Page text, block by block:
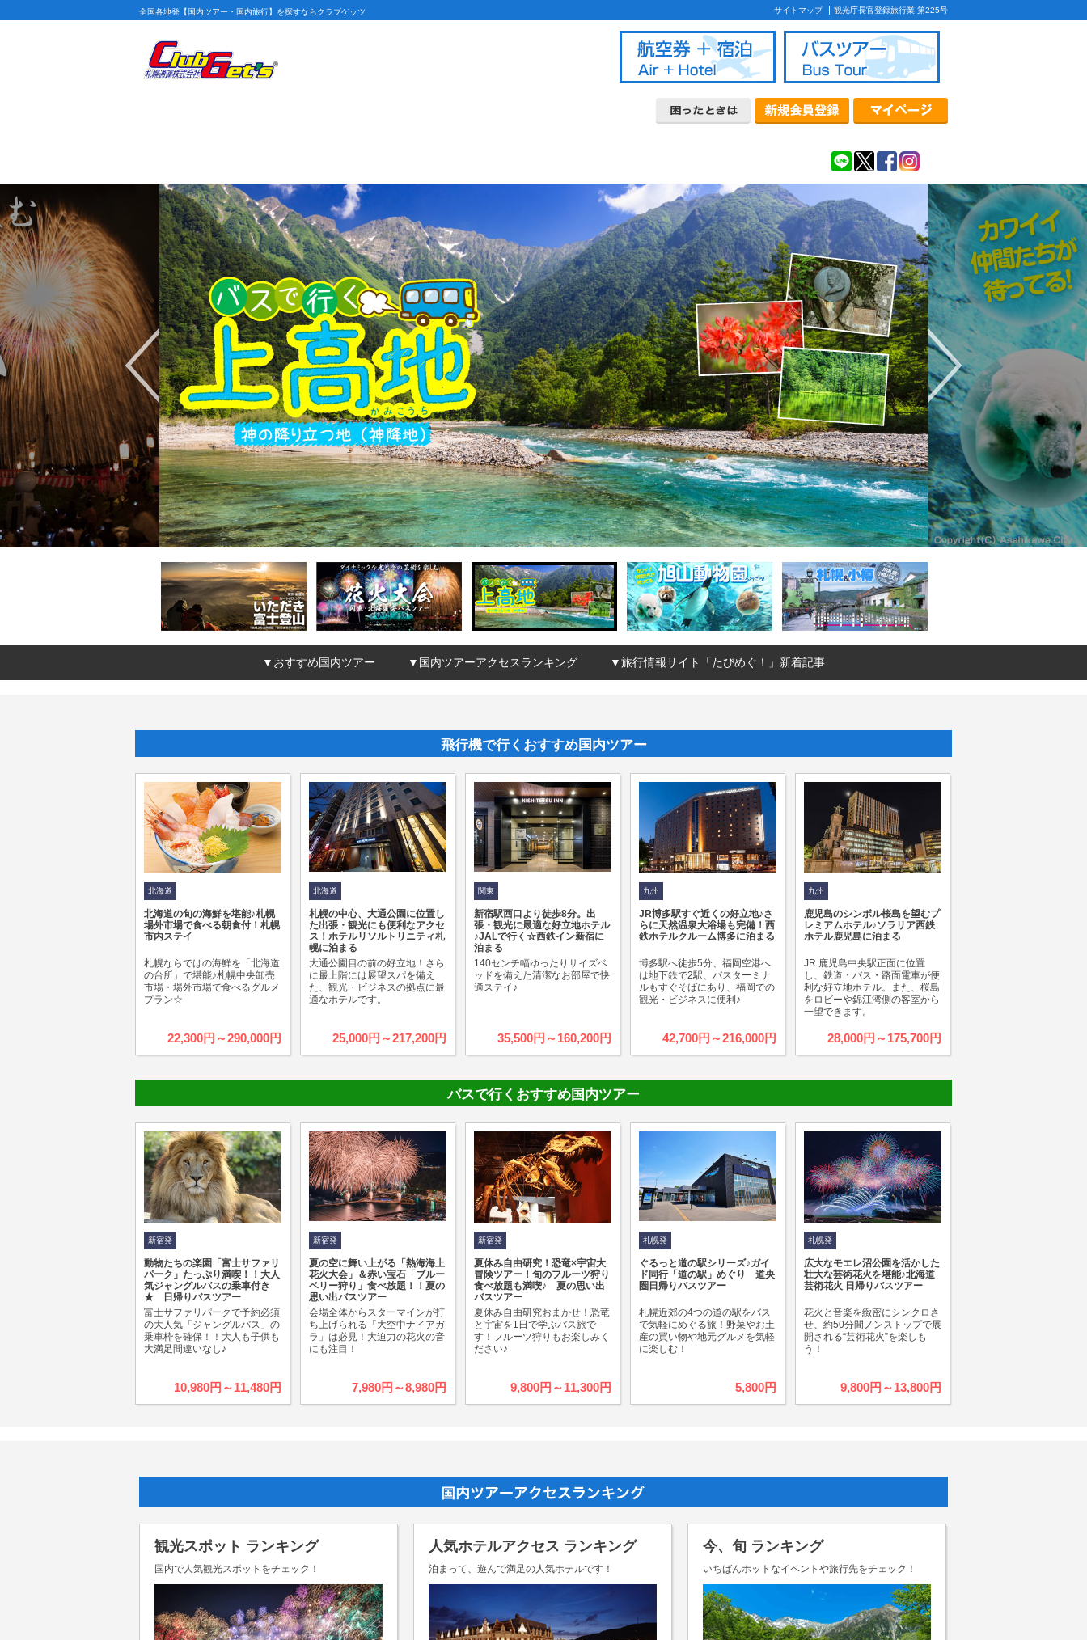
全国各地発【国内ツアー・国内旅行】を探すならクラブゲッツ サイトマップ 観光庁長官登録旅行業 第225号
ダイナミックパッケージ
北海道ツアー
関東甲信越ツアー
富士登山ツアー
九州ツアー 首都圏発バスツアー
北海道発バスツアー
▼おすすめ国内ツアー ▼国内ツアーアクセスランキング ▼旅行情報サイト「たびめぐ！」新着記事
飛行機で行くおすすめ国内ツアー
北海道
北海道の旬の海鮮を堪能♪札幌
場外市場で食べる朝食付！札幌
市内ステイ
札幌ならではの海鮮を「北海道
の台所」で堪能♪札幌中央卸売
市場・場外市場で食べるグルメ
プラン☆
22,300円～290,000円
北海道
札幌の中心、大通公園に位置し
た出張・観光にも便利なアクセ
ス！ホテルリソルトリニティ札
幌に泊まる
大通公園目の前の好立地！さら
に最上階には展望スパを備え
た、観光・ビジネスの拠点に最
適なホテルです。
25,000円～217,200円
関東
新宿駅西口より徒歩8分。出
張・観光に最適な好立地ホテル
♪JALで行く☆西鉄イン新宿に
泊まる
140センチ幅ゆったりサイズベ
ッドを備えた清潔なお部屋で快
適ステイ♪
35,500円～160,200円
九州
JR博多駅すぐ近くの好立地♪さ
らに天然温泉大浴場も完備！西
鉄ホテルクルーム博多に泊まる
博多駅へ徒歩5分、福岡空港へ
は地下鉄で2駅、バスターミナ
ルもすぐそばにあり、福岡での
観光・ビジネスに便利♪
42,700円～216,000円
九州
鹿児島のシンボル桜島を望むプ
レミアムホテル♪ソラリア西鉄
ホテル鹿児島に泊まる
JR 鹿児島中央駅正面に位置
し、鉄道・バス・路面電車が便
利な好立地ホテル。また、桜島
をロビーや錦江湾側の客室から
一望できます。
28,000円～175,700円
バスで行くおすすめ国内ツアー
新宿発
動物たちの楽園「富士サファリ
パーク」たっぷり満喫！！大人
気ジャングルバスの乗車付き
★ 日帰りバスツアー
富士サファリパークで予約必須
の大人気「ジャングルバス」の
乗車枠を確保！！大人も子供も
大満足間違いなし♪
10,980円～11,480円
新宿発
夏の空に舞い上がる「熱海海上
花火大会」＆赤い宝石「ブルー
ベリー狩り」食べ放題！！夏の
思い出バスツアー
会場全体からスターマインが打
ち上げられる「大空中ナイアガ
ラ」は必見！大迫力の花火の音
にも注目！
7,980円～8,980円
新宿発
夏休み自由研究！恐竜×宇宙大
冒険ツアー！旬のフルーツ狩り
食べ放題も満喫♪ 夏の思い出
バスツアー
夏休み自由研究おまかせ！恐竜
と宇宙を1日で学ぶバス旅で
す！フルーツ狩りもお楽しみく
ださい♪
9,800円～11,300円
札幌発
ぐるっと道の駅シリーズ♪ガイ
ド同行「道の駅」めぐり 道央
圏日帰りバスツアー
札幌近郊の4つの道の駅をバス
で気軽にめぐる旅！野菜やお土
産の買い物や地元グルメを気軽
に楽しむ！
5,800円
札幌発
広大なモエレ沼公園を活かした
壮大な芸術花火を堪能♪北海道
芸術花火 日帰りバスツアー
花火と音楽を緻密にシンクロさ
せ、約50分間ノンストップで展
開される“芸術花火”を楽しも
う！
9,800円～13,800円
観光スポット ランキング
国内で人気観光スポットをチェック！
人気ホテルアクセス ランキング
泊まって、遊んで満足の人気ホテルです！
今、旬 ランキング
いちばんホットなイベントや旅行先をチェック！